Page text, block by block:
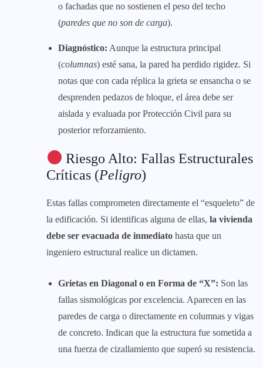
o fachadas que no sostienen el peso del techo
(paredes que no son de carga).
Diagnóstico: Aunque la estructura principal
(columnas) esté sana, la pared ha perdido rigidez. Si
notas que con cada réplica la grieta se ensancha o se
desprenden pedazos de bloque, el área debe ser
aislada y evaluada por Protección Civil para su
posterior reforzamiento.
Riesgo Alto: Fallas Estructurales
Críticas (Peligro)
Estas fallas comprometen directamente el “esqueleto” de
la edificación. Si identificas alguna de ellas, la vivienda
debe ser evacuada de inmediato hasta que un
ingeniero estructural realice un dictamen.
Grietas en Diagonal o en Forma de “X”: Son las
fallas sismológicas por excelencia. Aparecen en las
paredes de carga o directamente en columnas y vigas
de concreto. Indican que la estructura fue sometida a
una fuerza de cizallamiento que superó su resistencia.